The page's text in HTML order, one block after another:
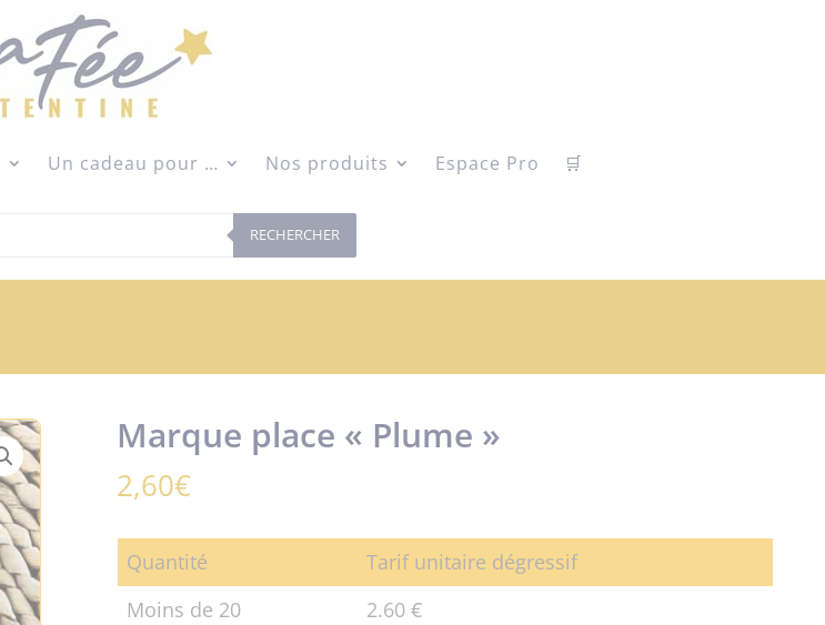
Un cadeau pour … Nos produits Espace Pro 🛒
RECHERCHER
Marque place « Plume »
2,60€
Quantité
Tarif unitaire dégressif
Moins de 20
2.60 €
modal-check